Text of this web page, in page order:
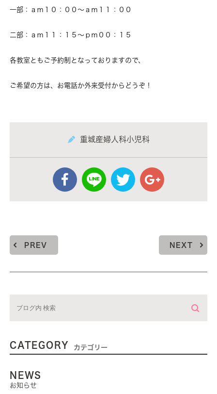
一部：ａｍ１０：００～ａｍ１１：００
二部：ａｍ１１：１５～ｐｍ００：１５
各教室ともご予約制となっておりますので、
ご希望の方は、お電話か外来受付からどうぞ！
重城産婦人科小児科
PREV NEXT
CATEGORY カテゴリー
NEWS
お知らせ